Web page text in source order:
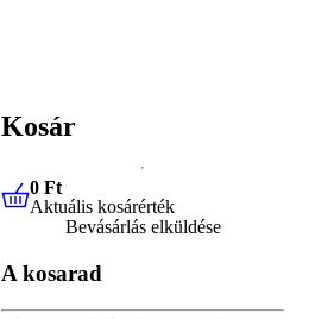
Kosár
0 FtAktuális kosárérték
0 Ft
Aktuális kosárérték
Bevásárlás elküldése
A kosarad